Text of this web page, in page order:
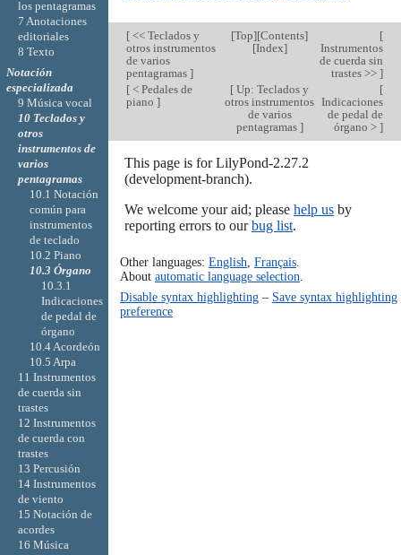
[<< Teclados y
otros instrumentos
de varios
pentagramas ]
[Top][Contents]
[Index]
[
Instrumentos
de cuerda sin
trastes >> ]
[< Pedales de
piano ]
[ Up: Teclados y
otros instrumentos
de varios
pentagramas ]
[
Indicaciones
de pedal de
órgano > ]
This page is for LilyPond-2.27.2
(development-branch).
We welcome your aid; please help usby
reporting errors to ourbug list.
Other languages: English Français.
About automatic language selection
Disable syntax highlighting– Save syntax highlighting
preference
los pentagramas
7 Anotaciones
editoriales
8 Texto
Notación
especializada
9 Música vocal
10 Teclados y
otros
instrumentos de
varios
pentagramas
10.1 Notación
común para
instrumentos
de teclado
10.2 Piano
10.3 Órgano
10.3.1
Indicaciones
de pedal de
órgano
10.4 Acordeón
10.5 Arpa
11 Instrumentos
de cuerda sin
trastes
12 Instrumentos
de cuerda con
trastes
13 Percusión
14 Instrumentos
de viento
15 Notación de
acordes
16 Música